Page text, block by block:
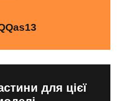
для цієї